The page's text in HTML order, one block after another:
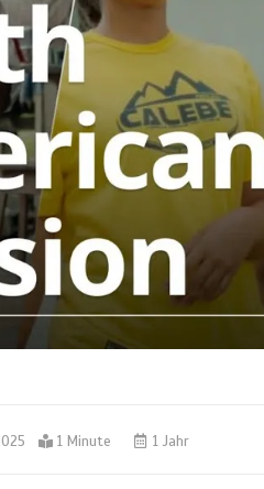
1 Minute 1 Jahr